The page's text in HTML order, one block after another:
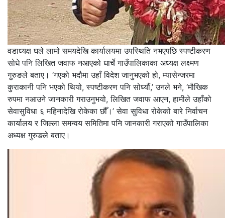
वडाध्यक्ष घले लामो समयदेखि कार्यालयमा उपस्थिति नभएपछि स्पष्टीकरण
सोधे पनि लिखित जवाफ नआएको धार्चे गाउँपालिकाका अध्यक्ष लक्ष्मण
गुरुङले बताए। ‘गएको भदौमा उहाँ विदेश जानुभएको हो, म्यासेन्जरमा
कुराकानी पनि भएको थियो, स्पष्टीकरण पनि सोध्यौं,’ उनले भने, ‘मौखिक
रुपमा नआउने जानकारी गराउनुभयो, लिखित जवाफ आएन, हामीले उहाँको
सेवासुविधा ६ महिनादेखि रोकेका छौँ।’ सेवा सुविधा रोकेको बारे निर्वाचन
कार्यालय र जिल्ला समन्वय समितिमा पनि जानकारी गराएको गाउँपालिका
अध्यक्ष गुरुङले बताए।